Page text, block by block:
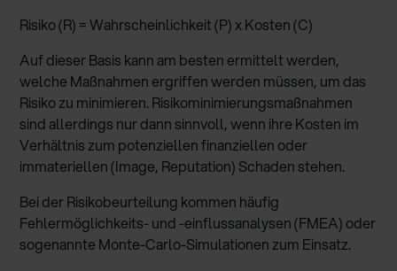
Risiko (R) = Wahrscheinlichkeit (P) x Kosten (C)
Auf dieser Basis kann am besten ermittelt werden,
welche Maßnahmen ergriffen werden müssen, um das
Risiko zu minimieren. Risikominimierungsmaßnahmen
sind allerdings nur dann sinnvoll, wenn ihre Kosten im
Verhältnis zum potenziellen finanziellen oder
immateriellen (Image, Reputation) Schaden stehen.
Bei der Risikobeurteilung kommen häufig
Fehlermöglichkeits- und -einflussanalysen (FMEA) oder
sogenannte Monte-Carlo-Simulationen zum Einsatz.